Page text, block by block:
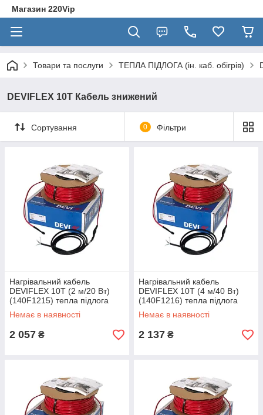
Магазин 220Vip
Товари та послуги ТЕПЛА ПІДЛОГА (ін. каб. обігрів)
DEVIFLEX 10T Кабель знижений
Сортування 0 Фільтри
Нагрівальний кабель
DEVIFLEX 10T (2 м/20 Вт)
(140F1215) тепла підлога
двожильна Devi, Діві
електрична
Немає в наявності
2 057 ₴
Нагрівальний кабель
DEVIFLEX 10T (4 м/40 Вт)
(140F1216) тепла підлога
двожильна Devi, Діві
електрична
Немає в наявності
2 137 ₴